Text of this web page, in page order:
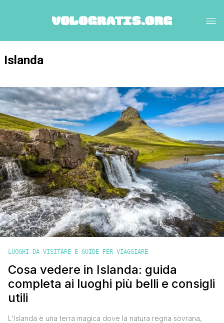
Islanda
LUOGHI DA VISITARE E GUIDE PER VIAGGIARE
Cosa vedere in Islanda: guida
completa ai luoghi più belli e consigli
utili
L'Islanda è una terra magica dove la natura regna sovrana,